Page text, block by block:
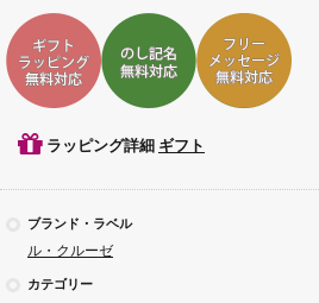
ギフトラッピング対応ギフトのし記名対応
ラッピング詳細 ギフト
ブランド・ラベル
ル・クルーゼ
カテゴリー